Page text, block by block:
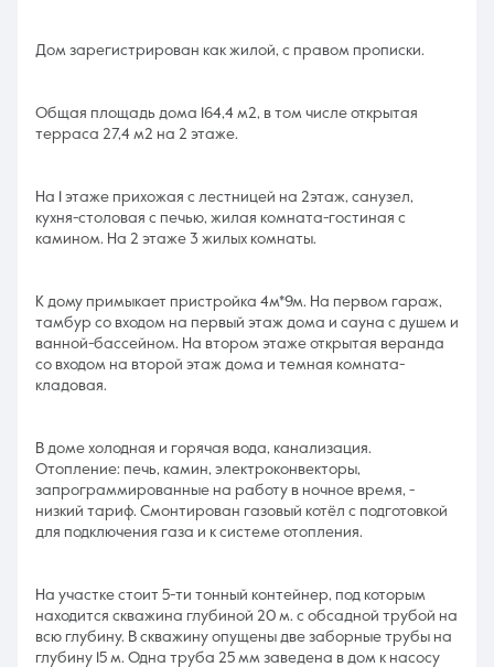
Дом зарегистрирован как жилой, с правом прописки.
Общая площадь дома 164,4 м2, в том числе открытая
терраса 27,4 м2 на 2 этаже.
На 1 этаже прихожая с лестницей на 2этаж, санузел,
кухня-столовая с печью, жилая комната-гостиная с
камином. На 2 этаже 3 жилых комнаты.
К дому примыкает пристройка 4м*9м. На первом гараж,
тамбур со входом на первый этаж дома и сауна с душем и
ванной-бассейном. На втором этаже открытая веранда
со входом на второй этаж дома и темная комната-
кладовая.
В доме холодная и горячая вода, канализация.
Отопление: печь, камин, электроконвекторы,
запрограммированные на работу в ночное время, -
низкий тариф. Смонтирован газовый котёл с подготовкой
для подключения газа и к системе отопления.
На участке стоит 5-ти тонный контейнер, под которым
находится скважина глубиной 20 м. с обсадной трубой на
всю глубину. В скважину опущены две заборные трубы на
глубину 15 м. Одна труба 25 мм заведена в дом к насосу